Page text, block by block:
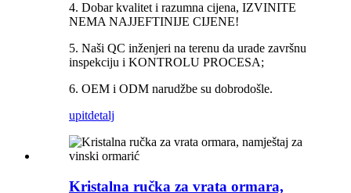
4. Dobar kvalitet i razumna cijena, IZVINITE
NEMA NAJJEFTINIJE CIJENE!
5. Naši QC inženjeri na terenu da urade završnu
inspekciju i KONTROLU PROCESA;
6. OEM i ODM narudžbe su dobrodošle.
upitdetalj
Kristalna ručka za vrata ormara,